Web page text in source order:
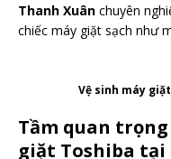
Thanh Xuân chuyên
chiếc máy giặt sạch như
Vệ sinh máy
Tầm quan
giặt Toshiba tại